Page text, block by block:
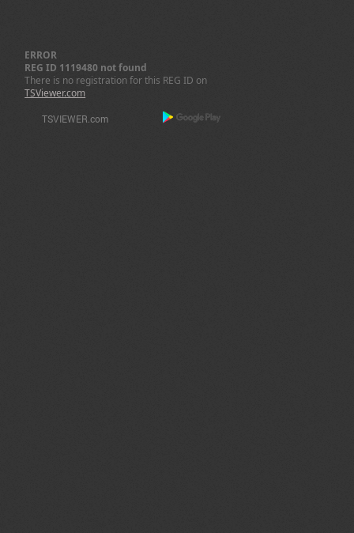
ERROR
REG ID 1119480 not found
There is no registration for this REG ID on
TSViewer.com